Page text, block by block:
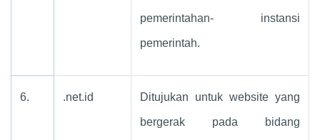
pemerintahan- instansi
pemerintah.
6. .net.id Ditujukan untuk website yang
bergerak pada bidang